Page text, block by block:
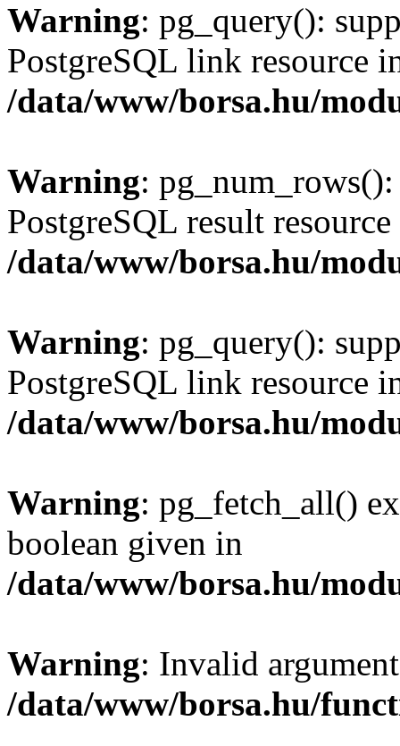
Warning: pg_query():
PostgreSQL link resource
/data/www/borsa.hu/
Warning:
PostgreSQL result
/data/www/borsa.hu/
Warning: pg_query():
PostgreSQL link resource
/data/www/borsa.hu/
Warning: pg_fetch_all()
boolean given in
/data/www/borsa.hu/
Warning: Invalid
/data/www/borsa.hu/